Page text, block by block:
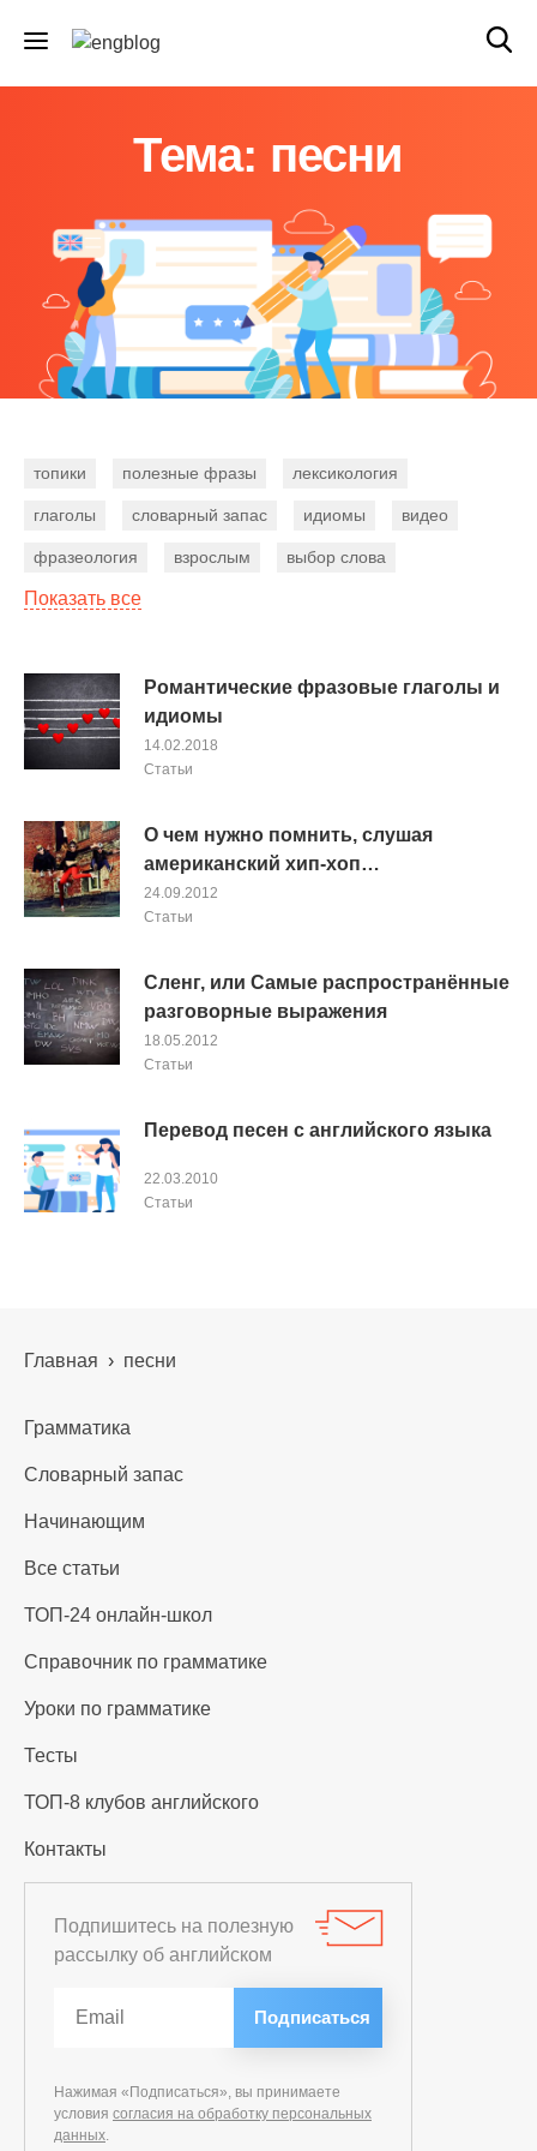
Тема: песни
топики полезные фразы лексикология
глаголы словарный запас идиомы видео
фразеология взрослым выбор слова
фразовые глаголы
существительные времена предложение
начинающим рейтинг
конструкции экзамены
Показать все
Романтические фразовые глаголы и
идиомы
14.02.2018
Cтатьи
О чем нужно помнить, слушая
американский хип-хоп…
24.09.2012
Cтатьи
Сленг, или Самые распространённые
разговорные выражения
18.05.2012
Cтатьи
Перевод песен с английского языка
22.03.2010
Cтатьи
Главная › песни
Грамматика
Словарный запас
Начинающим
Все статьи
ТОП-24 онлайн-школ
Справочник по грамматике
Уроки по грамматике
Тесты
ТОП-8 клубов английского
Контакты
Подпишитесь на полезную
рассылку об английском
Нажимая «Подписаться», вы принимаете
условия согласия на обработку персональных
данных.